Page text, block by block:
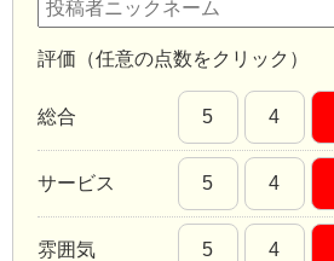
評価（任意の点数をクリック）
総合 5 4
サービス 5 4
雰囲気 5 4